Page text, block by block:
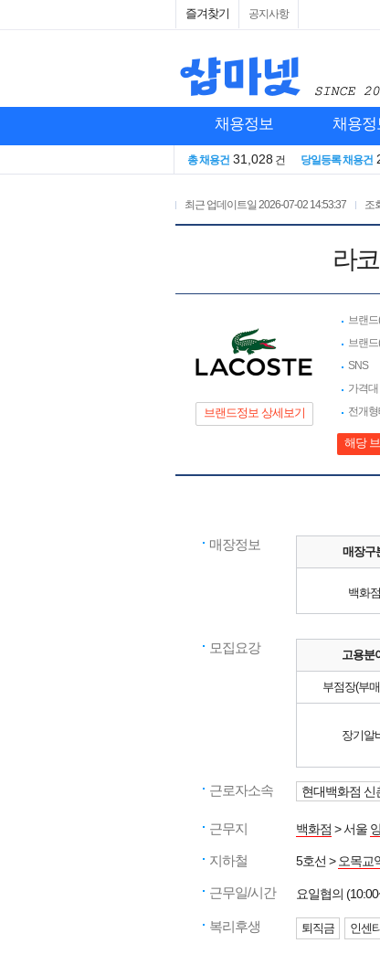
즐겨찾기 공지사항
채용정보 채용정
총 채용건 31,028 건 당일등록 채용건
최근 업데이트일 2026-07-02 14:53:37 조
라
브랜드정보 상세보기
브랜
브랜
SNS
가격대
전개형
해당
매장정보 매장구
백화점
모집요강 고용분
부점장(부
장기알
근로자소속 현대백화점 신
근무지 백화점 > 서울
지하철 5호선 > 오목교
근무일/시간 요일협의
복리후생 퇴직금 인센